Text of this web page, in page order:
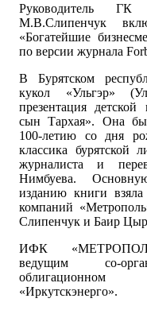
Руководитель
М.В.Слипенчук
«Богатейшие
по версии журнала
В Бурятском
кукол «Ульгэр»
презентация
сын Тархая». Она
100-летию со дня
классика бурятской
журналиста и
Нимбуева.
изданию книги
компаний
Слипенчук и Баир
ИФК
ведущим со-
«Иркутскэнерго».